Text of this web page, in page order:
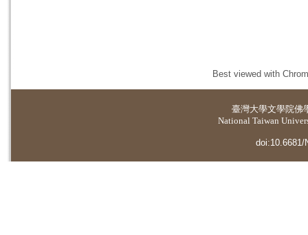
Best viewed with
臺灣大學文學院佛
National Taiwan
doi:10.6681/